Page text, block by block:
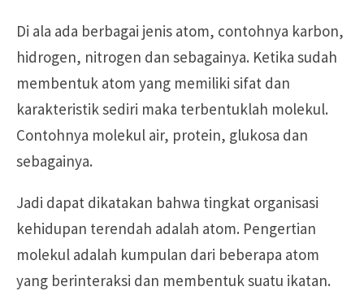
Di ala ada berbagai jenis atom, contohnya karbon,
hidrogen, nitrogen dan sebagainya. Ketika sudah
membentuk atom yang memiliki sifat dan
karakteristik sediri maka terbentuklah molekul.
Contohnya molekul air, protein, glukosa dan
sebagainya.
Jadi dapat dikatakan bahwa tingkat organisasi
kehidupan terendah adalah atom. Pengertian
molekul adalah kumpulan dari beberapa atom
yang berinteraksi dan membentuk suatu ikatan.